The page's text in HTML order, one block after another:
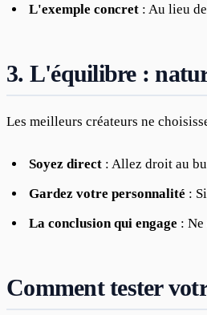
L'exemple concret : Au lieu
3. L'équilibre :
Les meilleurs créateurs ne
Soyez direct : Allez droit au
Gardez votre personnalité :
La conclusion qui engage :
Comment tester